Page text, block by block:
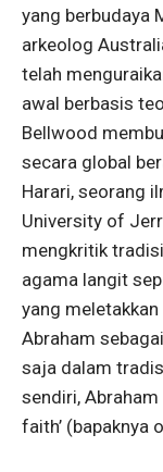
yang berbudaya
arkeolog
telah
awal berbasis
Bellwood
secara global
Harari, seorang
University of
mengkritik
agama langit
yang
Abraham
saja dalam
sendiri,
faith’ (bapaknya